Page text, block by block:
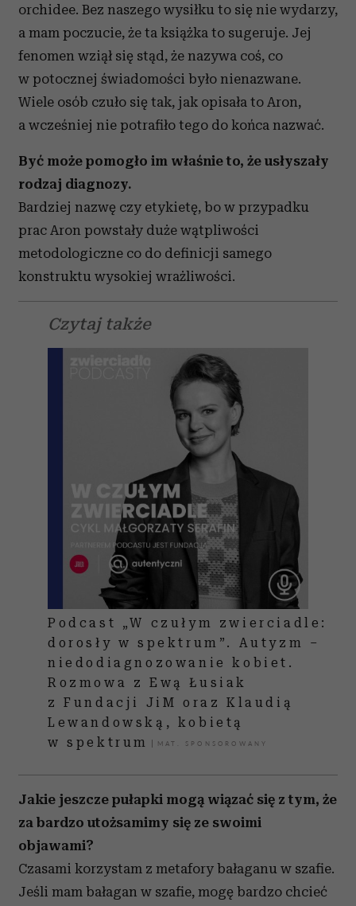
orchidee. Bez naszego wysiłku to się nie wydarzy,
a mam poczucie, że ta książka to sugeruje. Jej
fenomen wziął się stąd, że nazywa coś, co
w potocznej świadomości było nienazwane.
Wiele osób czuło się tak, jak opisała to Aron,
a wcześniej nie potrafiło tego do końca nazwać.
Być może pomogło im właśnie to, że usłyszały
rodzaj diagnozy.
Bardziej nazwę czy etykietę, bo w przypadku
prac Aron powstały duże wątpliwości
metodologiczne co do definicji samego
konstruktu wysokiej wrażliwości.
Czytaj także
Podcast „W czułym zwierciadle:
dorosły w spektrum”. Autyzm –
niedodiagnozowanie kobiet.
Rozmowa z Ewą Łusiak
z Fundacji JiM oraz Klaudią
Lewandowską, kobietą
w spektrum
Jakie jeszcze pułapki mogą wiązać się z tym, że
za bardzo utożsamimy się ze swoimi
objawami?
Czasami korzystam z metafory bałaganu w szafie.
Jeśli mam bałagan w szafie, mogę bardzo chcieć